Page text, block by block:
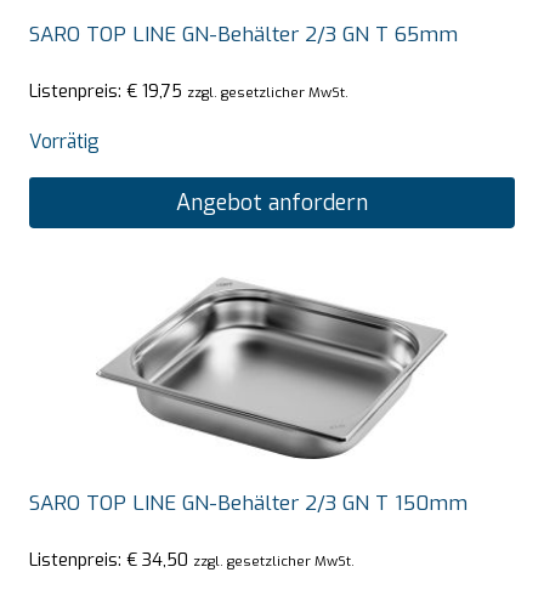
SARO TOP LINE GN-Behälter 2/3 GN T 65mm
Listenpreis: € 19,75 zzgl. gesetzlicher MwSt.
Vorrätig
Angebot anfordern
SARO TOP LINE GN-Behälter 2/3 GN T 150mm
Listenpreis: € 34,50 zzgl. gesetzlicher MwSt.